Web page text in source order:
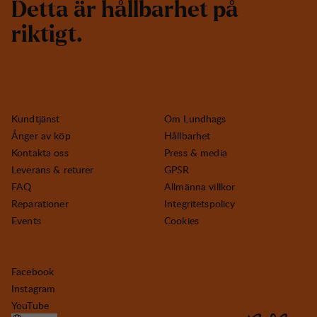
Detta är hållbarhet på
riktigt.
Kundtjänst
Ånger av köp
Kontakta oss
Leverans & returer
FAQ
Reparationer
Events
Om Lundhags
Hållbarhet
Press & media
GPSR
Allmänna villkor
Integritetspolicy
Cookies
Facebook
Instagram
YouTube